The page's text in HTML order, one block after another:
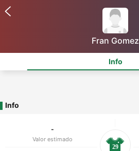
Fran Gomez
Info
Info
-
Valor estimado
29